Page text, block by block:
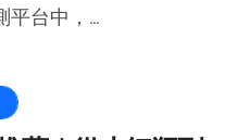
平台中，...